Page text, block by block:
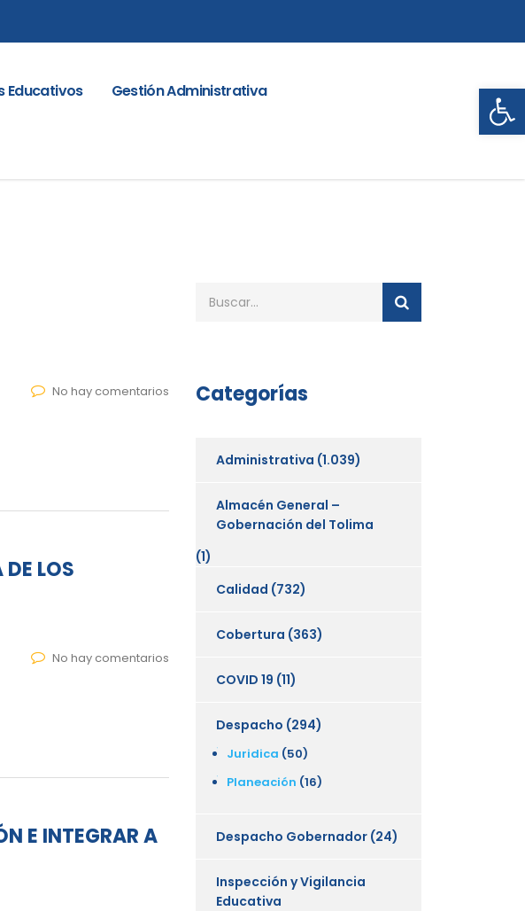
Educativos
Gestión Administrativa
No hay comentarios
LOS
No hay comentarios
E INTEGRAR A
Categorías
Administrativa (1.039)
Almacén General –
Gobernación del Tolima
(1)
Calidad (732)
Cobertura (363)
COVID 19 (11)
Despacho (294)
Juridica (50)
Planeación (16)
Despacho Gobernador (24)
Inspección y Vigilancia
Educativa